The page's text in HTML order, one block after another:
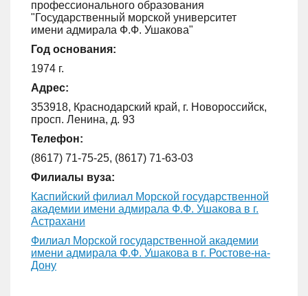
профессионального образования
"Государственный морской университет
имени адмирала Ф.Ф. Ушакова"
Год основания:
1974 г.
Адрес:
353918, Краснодарский край, г. Новороссийск,
просп. Ленина, д. 93
Телефон:
(8617) 71-75-25, (8617) 71-63-03
Филиалы вуза:
Каспийский филиал Морской государственной
академии имени адмирала Ф.Ф. Ушакова в г.
Астрахани
Филиал Морской государственной академии
имени адмирала Ф.Ф. Ушакова в г. Ростове-на-
Дону